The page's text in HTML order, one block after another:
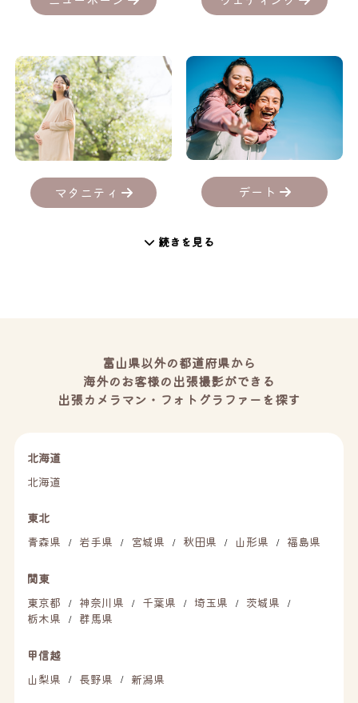
マタニティ デート
続きを見る
富山県以外の都道府県から
海外のお客様の出張撮影ができる
出張カメラマン・フォトグラファーを探す
北海道
北海道
東北
青森県
/ 岩手県 / 宮城県 / 秋田県 / 山形県 / 福島県
関東
東京都
/ 神奈川県 / 千葉県 / 埼玉県 / 茨城県 /
栃木県 / 群馬県
甲信越
山梨県
/ 長野県 / 新潟県